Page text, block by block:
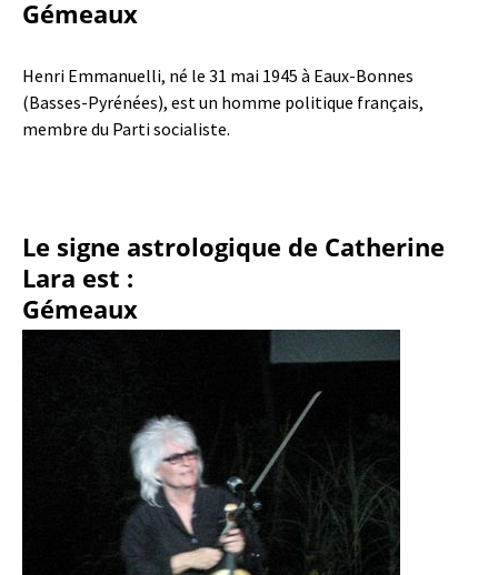
Gémeaux
Henri Emmanuelli, né le 31 mai 1945 à Eaux-Bonnes
(Basses-Pyrénées), est un homme politique français,
membre du Parti socialiste.
Le signe astrologique de Catherine
Lara est :
Gémeaux